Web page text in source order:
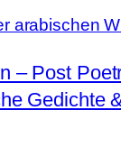
– Post
Gedichte